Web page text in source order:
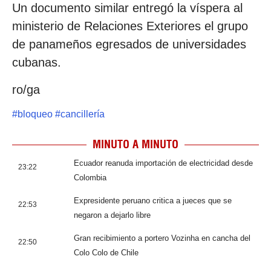
Un documento similar entregó la víspera al
ministerio de Relaciones Exteriores el grupo
de panameños egresados de universidades
cubanas.
ro/ga
#bloqueo #cancillería
MINUTO A MINUTO
23:22
Ecuador reanuda importación de electricidad desde
Colombia
22:53
Expresidente peruano critica a jueces que se
negaron a dejarlo libre
22:50
Gran recibimiento a portero Vozinha en cancha del
Colo Colo de Chile